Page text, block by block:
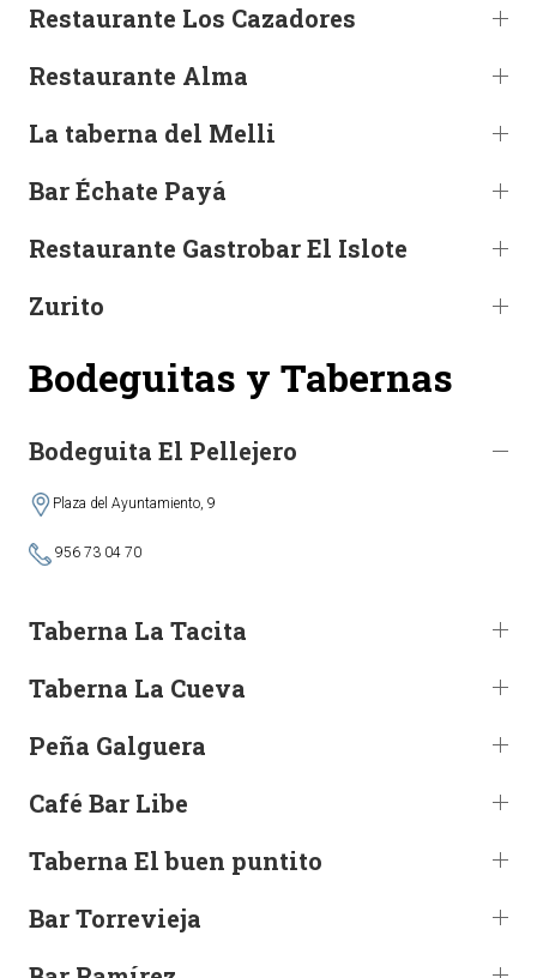
Restaurante Los Cazadores
Restaurante Alma
La taberna del Melli
Bar Échate Payá
Restaurante Gastrobar El Islote
Zurito
Bodeguitas y Tabernas
Bodeguita El Pellejero
Plaza del Ayuntamiento, 9
956 73 04 70
Taberna La Tacita
Taberna La Cueva
Peña Galguera
Café Bar Libe
Taberna El buen puntito
Bar Torrevieja